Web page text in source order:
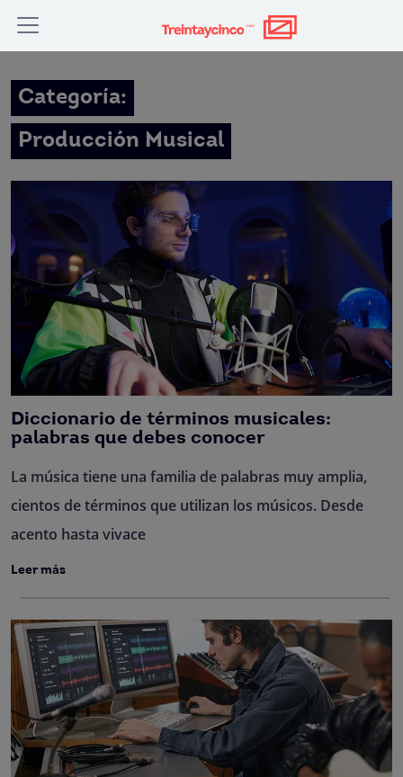
Categoría:
Producción Musical
Diccionario de términos musicales:
palabras que debes conocer
La música tiene una familia de palabras muy amplia,
cientos de términos que utilizan los músicos. Desde
acento hasta vivace
Leer más